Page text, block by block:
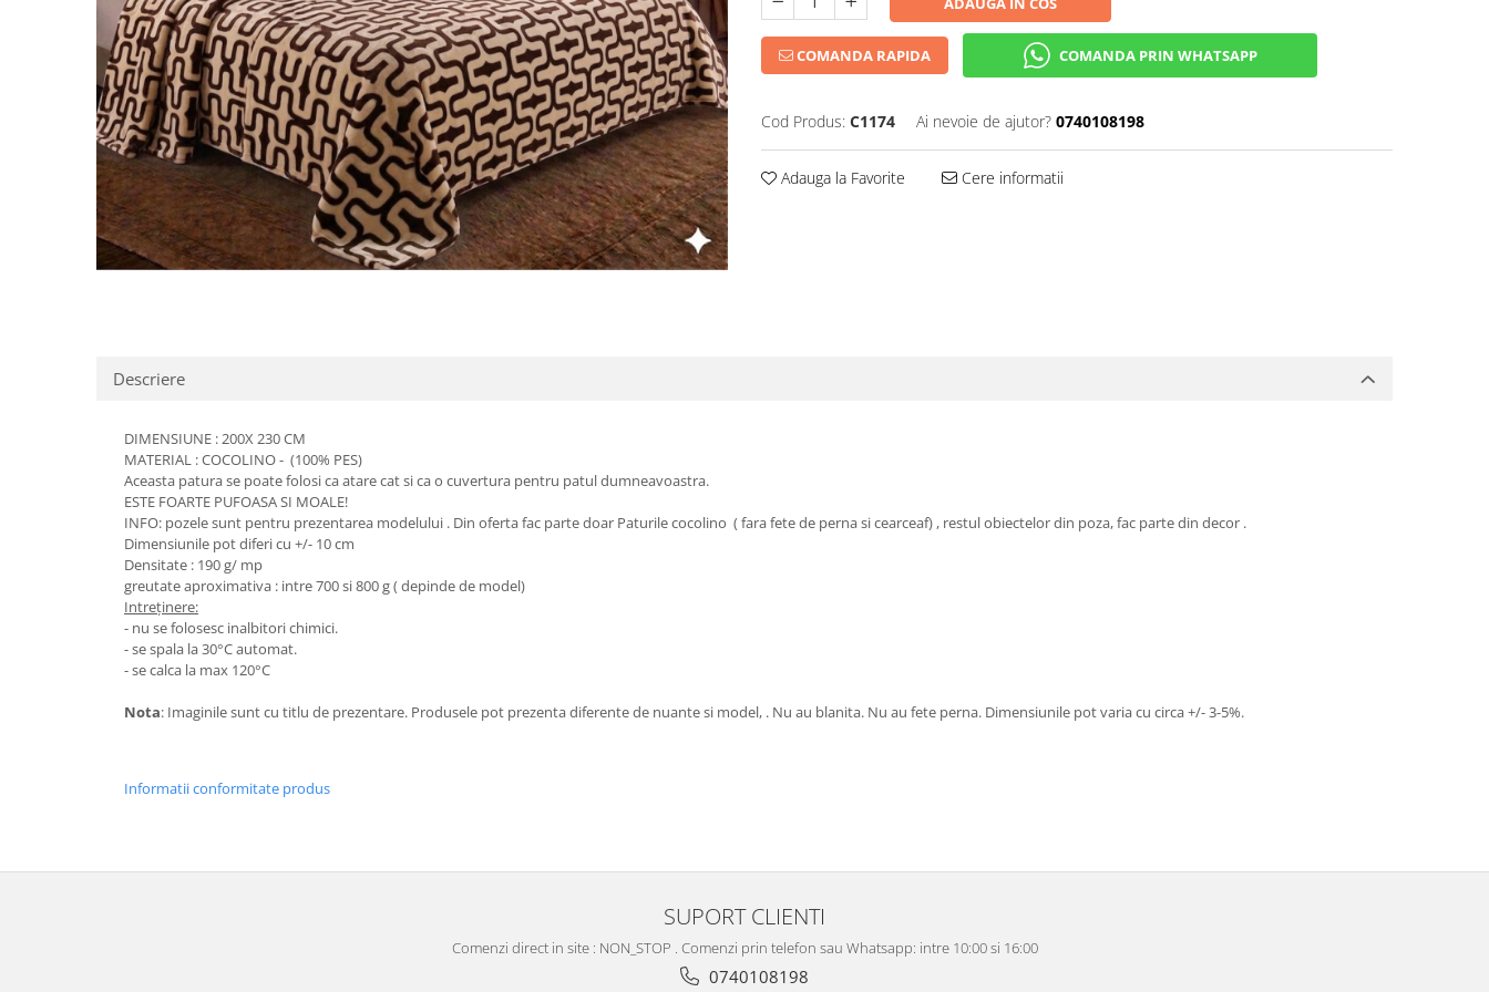
COMANDA RAPIDA COMANDA PRIN WHATSAPP
Cod Produs: C1174 Ai nevoie de ajutor? 0740108198
Adauga la Favorite Cere informatii
Descriere
DIMENSIUNE : 200X 230 CM
MATERIAL : COCOLINO - (100% PES)
Aceasta patura se poate folosi ca atare cat si ca o cuvertura pentru patul dumneavoastra.
ESTE FOARTE PUFOASA SI MOALE!
INFO: pozele sunt pentru prezentarea modelului . Din oferta fac parte doar Paturile cocolino ( fara fete de perna si cearceaf) , restul obiectelor din poza, fac parte din decor .
Dimensiunile pot diferi cu +/- 10 cm
Densitate : 190 g/ mp
greutate aproximativa : intre 700 si 800 g ( depinde de model)
Intreținere:
- nu se folosesc inalbitori chimici.
- se spala la 30°C automat.
- se calca la max 120°C
Nota: Imaginile sunt cu titlu de prezentare. Produsele pot prezenta diferente de nuante si model, . Nu au blanita. Nu au fete perna. Dimensiunile pot varia cu circa +/- 3-5%.
Informatii conformitate produs
SUPORT CLIENTI
Comenzi direct in site : NON_STOP . Comenzi prin telefon sau Whatsapp: intre 10:00 si 16:00
0740108198